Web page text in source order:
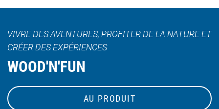
VIVRE DES AVENTURES, PROFITER DE LA NATURE ET
CRÉER DES EXPÉRIENCES
WOOD'N'FUN
AU PRODUIT